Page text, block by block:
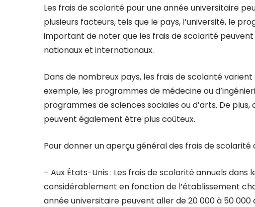
Les frais de scolarité pour une année universitaire
plusieurs facteurs, tels que le pays, l’université, le
important de noter que les frais de scolarité
nationaux et internationaux.
Dans de nombreux pays, les frais de scolarité
exemple, les programmes de médecine ou
programmes de sciences sociales ou d’arts. De
peuvent également être plus coûteux.
Pour donner un aperçu général des frais de scolarité
– Aux États-Unis : Les frais de scolarité annuels
considérablement en fonction de l’établissement
année universitaire peuvent aller de 20 000 à 50